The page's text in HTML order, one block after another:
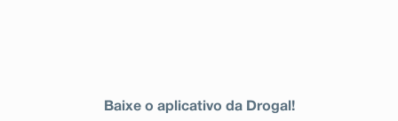
Baixe o aplicativo da Drogal!